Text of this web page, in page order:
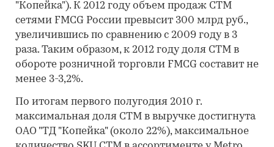
"Копейка"). К 2012 году объем продаж СТМ
сетями FMCG России превысит 300 млрд руб.,
увеличившись по сравнению с 2009 году в 3
раза. Таким образом, к 2012 году доля СТМ в
обороте розничной торговли FMCG составит не
менее 3-3,2%.
По итогам первого полугодия 2010 г.
максимальная доля СТМ в выручке достигнута
ОАО "ТД "Копейка" (около 22%), максимальное